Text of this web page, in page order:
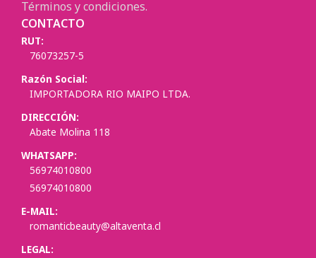
Términos y condiciones.
CONTACTO
RUT:
76073257-5
Razón Social:
IMPORTADORA RIO MAIPO LTDA.
DIRECCIÓN:
Abate Molina 118
WHATSAPP:
56974010800
56974010800
E-MAIL:
romanticbeauty@altaventa.cl
LEGAL: